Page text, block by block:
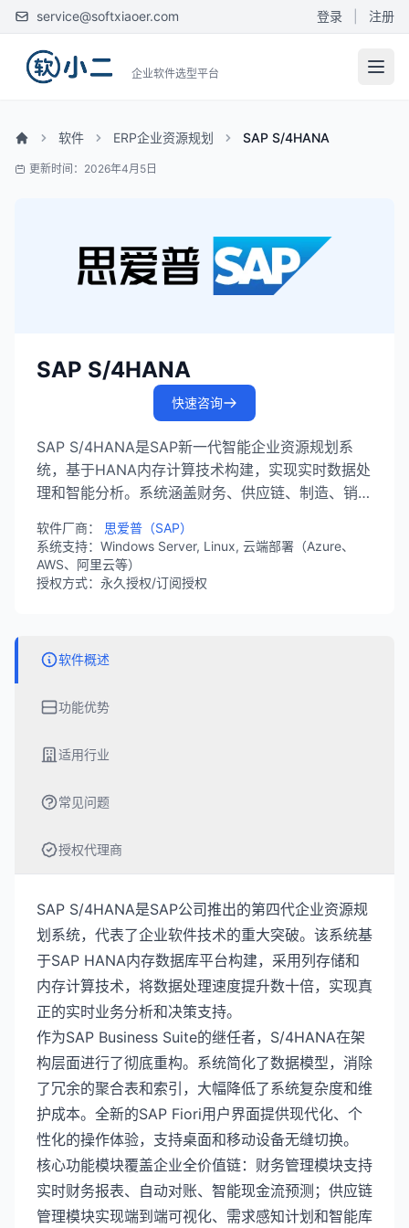
service@softxiaoer.com 登录 注册
企业软件选型平台
软件 ERP企业资源规划 SAP S/4HANA
更新时间：2026年4月5日
SAP S/4HANA
快速咨询
SAP S/4HANA是SAP新一代智能企业资源规划系
统，基于HANA内存计算技术构建，实现实时数据处
理和智能分析。系统涵盖财务、供应链、制造、销售
型企业提供数字化转型平台。
软件厂商： 思爱普（SAP）
系统支持：Windows Server, Linux, 云端部署（Azure、
AWS、阿里云等）
授权方式：永久授权/订阅授权
软件概述
功能优势
适用行业
常见问题
授权代理商
SAP S/4HANA是SAP公司推出的第四代企业资源规
划系统，代表了企业软件技术的重大突破。该系统基
于SAP HANA内存数据库平台构建，采用列存储和
内存计算技术，将数据处理速度提升数十倍，实现真
正的实时业务分析和决策支持。
作为SAP Business Suite的继任者，S/4HANA在架
构层面进行了彻底重构。系统简化了数据模型，消除
了冗余的聚合表和索引，大幅降低了系统复杂度和维
护成本。全新的SAP Fiori用户界面提供现代化、个
性化的操作体验，支持桌面和移动设备无缝切换。
核心功能模块覆盖企业全价值链：财务管理模块支持
实时财务报表、自动对账、智能现金流预测；供应链
管理模块实现端到端可视化、需求感知计划和智能库